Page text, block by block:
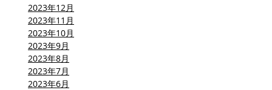
2023年12月
2023年11月
2023年10月
2023年9月
2023年8月
2023年7月
2023年6月